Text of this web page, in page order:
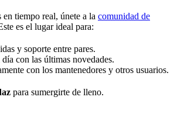
en tiempo real, únete a la comunidad de
es el lugar ideal para:
y soporte entre pares.
con las últimas novedades.
con los mantenedores y otros usuarios.
para sumergirte de lleno.